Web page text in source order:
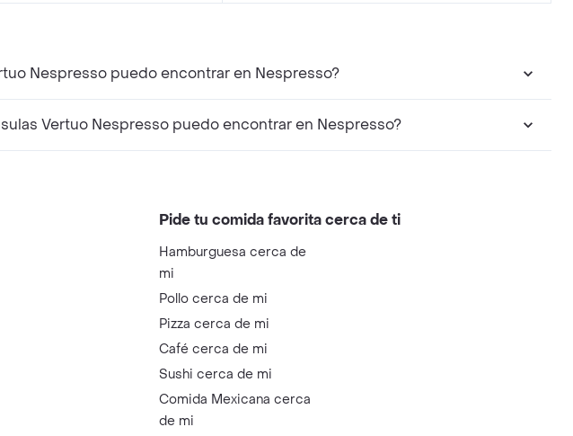
Nespresso puedo encontrar en Nespresso?
Vertuo Nespresso puedo encontrar en Nespresso?
Pide tu comida favorita cerca de ti
Hamburguesa cerca de
mi
Pollo cerca de mi
Pizza cerca de mi
Café cerca de mi
Sushi cerca de mi
Comida Mexicana cerca
de mi